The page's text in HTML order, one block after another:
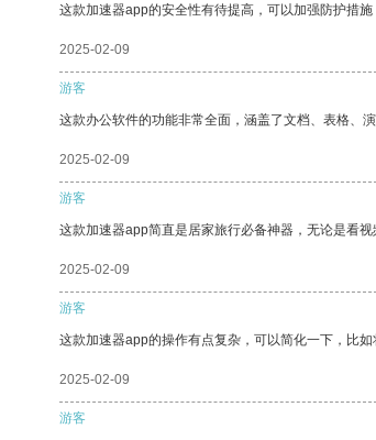
这款加速器app的安全性有待提高，可以加强防护措施
2025-02-09
游客
这款办公软件的功能非常全面，涵盖了文档、表格、
2025-02-09
游客
这款加速器app简直是居家旅行必备神器，无论是看
2025-02-09
游客
这款加速器app的操作有点复杂，可以简化一下，比如
2025-02-09
游客